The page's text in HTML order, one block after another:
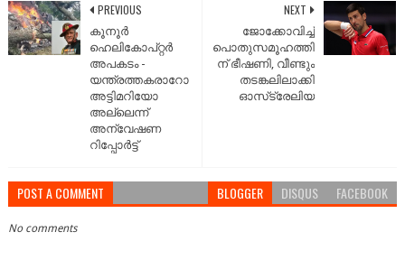
NEXT
ജോക്കോവിച്ച്
പൊതുസമൂഹത്തി
ന് ഭീഷണി, വീണ്ടും
തടങ്കലിലാക്കി
ഓസ്‌ട്രേലിയ
PREVIOUS
കൂനൂര്‍
ഹെലികോപ്റ്റര്‍
അപകടം -
യന്ത്രത്തകരാറോ
അട്ടിമറിയോ
അല്ലെന്ന്
അന്വേഷണ
റിപ്പോര്‍ട്ട്
POST A COMMENT BLOGGER DISQUS FACEBOOK
No comments